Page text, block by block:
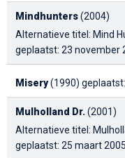
Mindhunters(2004)
Alternatieve titel: Mind
geplaatst: 23 november
Misery(1990)
Mulholland Dr.(2001)
Alternatieve titel:
geplaatst: 25 maart